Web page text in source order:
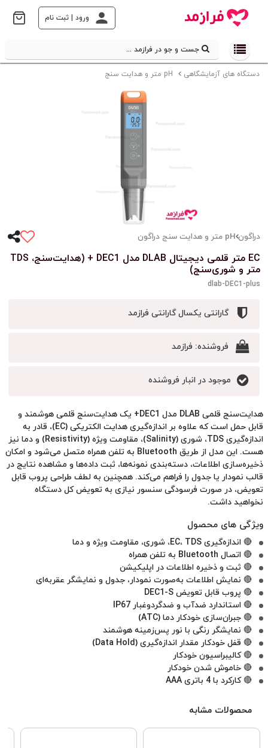
ورود | ثبت نام
جست و جو در فرازمد ...
دستگاه های آزمایشگاهی
دراگون pH متر و هدایت سنج دراگون
EC متر قلمی دیجیتال DLAB مدل DEC1 + (هدایت‌سنج، TDS
متر و شوری‌سنج)
dlab-DEC1-plus
هدایت‌سنج قلمی DLAB مدل DEC1+ یک هدایت‌سنج قلمی هوشمند و
قابل حمل است که علاوه بر اندازه‌گیری هدایت الکتریکی (EC)، قادر به
اندازه‌گیری TDS، شوری (Salinity)، مقاومت ویژه (Resistivity) و دما نیز
هست. این مدل از طریق Bluetooth به تلفن همراه متصل می‌شود و امکان
ذخیره‌سازی اطلاعات، دسته‌بندی نمونه‌ها، ثبت داده‌ها و مشاهده نتایج در
قالب نمودار یا جدول را فراهم می‌کند. همچنین به لطف طراحی پروب قابل
تعویض، در صورت فرسودگی سنسور نیازی به تعویض کل دستگاه
نخواهید داشت.
🔴 اندازه‌گیری EC، TDS، شوری، مقاومت ویژه و دما
🔴 اتصال Bluetooth به تلفن همراه
🔴 ثبت و ذخیره اطلاعات در اپلیکیشن
🔴 نمایش اطلاعات به‌صورت نمودار، جدول و نمایشگر عقربه‌ای
🔴 پروب قابل تعویض DEC1-S
🔴 استاندارد ضدآب و ضدگردوغبار IP67
🔴 جبران‌سازی خودکار دما (ATC)
🔴 نمایشگر رنگی با نور پس‌زمینه هوشمند
🔴 قفل خودکار مقدار اندازه‌گیری (Data Hold)
🔴 کالیبراسیون خودکار
🔴 خاموش شدن خودکار
🔴 کارکرد با 4 باتری AAA
گارانتی یکسال گارانتی فرازمد
فروشنده: فرازمد
موجود در انبار فروشنده
محصولات مشابه